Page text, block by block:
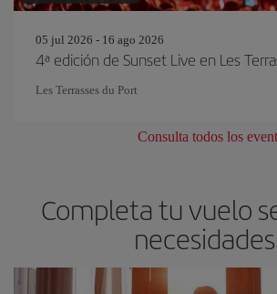
05 jul 2026 - 16 ago 2026
4ª edición de Sunset Live en Les
Les Terrasses du Port
Consulta todos los
Completa tu vuelo
necesidades